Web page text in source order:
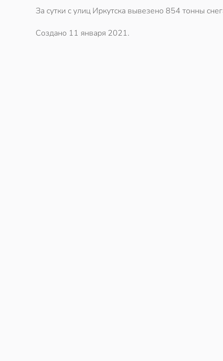
За сутки с улиц Иркутска вывезено 854 тонны
Создано 11 января 2021.